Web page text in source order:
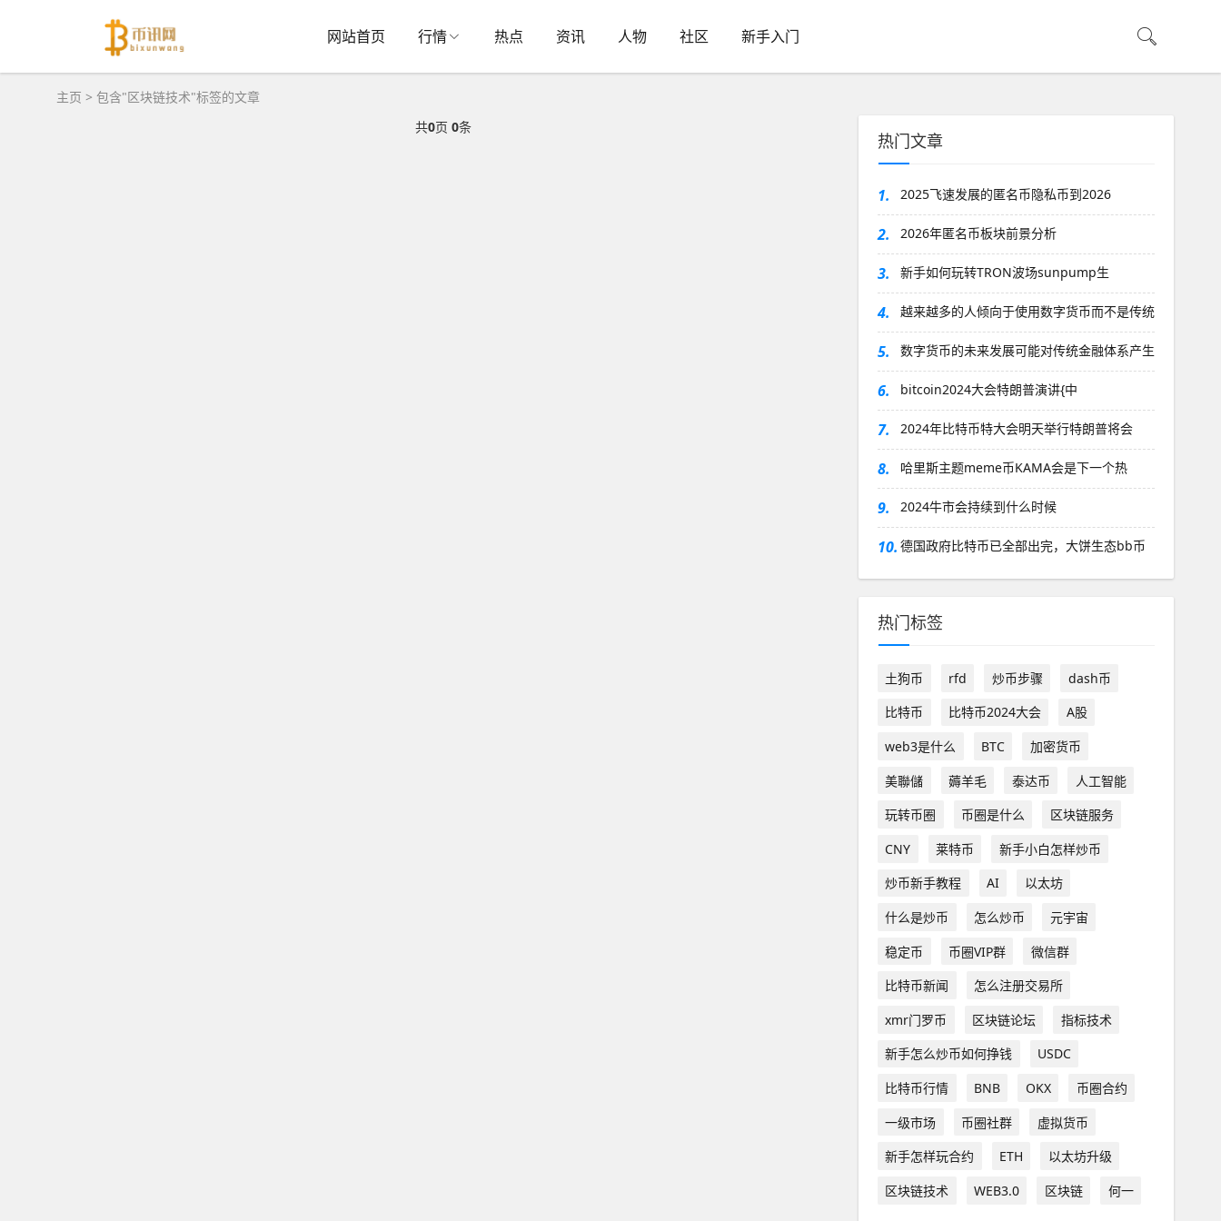
网站首页 行情 热点 资讯 人物 社区 新手入门
主页 > 包含"区块链技术"标签的文章
共0页0条
热门文章
1. 2025飞速发展的匿名币隐私币到2026
2. 2026年匿名币板块前景分析
3. 新手如何玩转TRON波场sunpump生
4. 越来越多的人倾向于使用数字货币而不是传统
5. 数字货币的未来发展可能对传统金融体系产生
6. bitcoin2024大会特朗普演讲{中
7. 2024年比特币特大会明天举行特朗普将会
8. 哈里斯主题meme币KAMA会是下一个热
9. 2024牛市会持续到什么时候
10. 德国政府比特币已全部出完，大饼生态bb币
热门标签
土狗币 rfd 炒币步骤
dash币
比特币
比特币2024大会
A股
web3是什么
BTC
加密货币
美聯儲
薅羊毛 泰达币
人工智能
玩转币圈
币圈是什么
区块链服务
CNY
莱特币
新手小白怎样炒币
炒币新手教程
AI
以太坊
什么是炒币
怎么炒币
元宇宙
稳定币
币圈VIP群
微信群
比特币新闻
怎么注册交易所
xmr门罗币
区块链论坛
指标技术
新手怎么炒币如何挣钱
USDC
比特币行情
BNB OKX
币圈合约
一级市场
币圈社群
虚拟货币
新手怎样玩合约
ETH
以太坊升级
区块链技术
WEB3.0 区块链 何一